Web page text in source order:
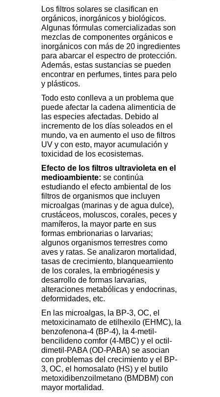
Los filtros solares se clasifican en
orgánicos, inorgánicos y biológicos.
Algunas fórmulas comercializadas son
mezclas de componentes orgánicos e
inorgánicos con más de 20 ingredientes
para abarcar el espectro de protección.
Además, estas sustancias se pueden
encontrar en perfumes, tintes para pelo
y plásticos.
Todo esto conlleva a un problema que
puede afectar la cadena alimenticia de
las especies afectadas. Debido al
incremento de los días soleados en el
mundo, va en aumento el uso de filtros
UV y con esto, mayor acumulación y
toxicidad de los ecosistemas.
Efecto de los filtros ultravioleta en el
medioambiente: se continúa
estudiando el efecto ambiental de los
filtros de organismos que incluyen
microalgas (marinas y de agua dulce),
crustáceos, moluscos, corales, peces y
mamíferos, la mayor parte en sus
formas embrionarias o larvarias;
algunos organismos terrestres como
aves y ratas. Se analizaron mortalidad,
tasas de crecimiento, blanqueamiento
de los corales, la embriogénesis y
desarrollo de formas larvarias,
alteraciones metabólicas y endocrinas,
deformidades, etc.
En las microalgas, la BP-3, OC, el
metoxicinamato de etilhexilo (EHMC), la
benzofenona-4 (BP-4), la 4-metil-
bencilideno comfor (4-MBC) y el octil-
dimetil-PABA (OD-PABA) se asocian
con problemas del crecimiento y el BP-
3, OC, el homosalato (HS) y el butilo
metoxidibenzoilmetano (BMDBM) con
mayor mortalidad.